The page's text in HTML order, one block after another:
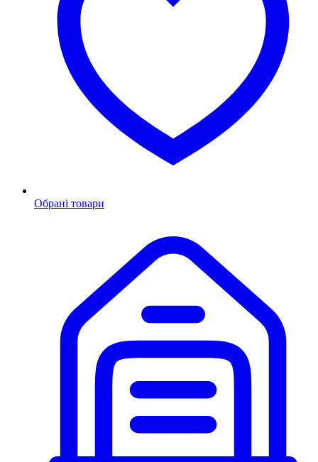
Обрані товари